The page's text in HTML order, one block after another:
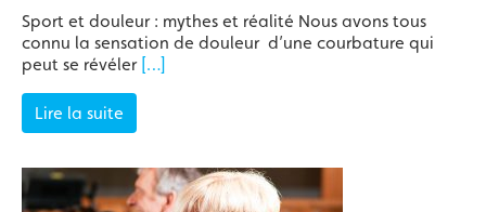
Sport et douleur : mythes et réalité Nous avons tous
connu la sensation de douleur d’une courbature qui
peut se révéler […]
Lire la suite